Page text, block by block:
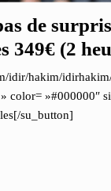
de
349€ (2
idir/hakim/
color= »#000000″
su_button]